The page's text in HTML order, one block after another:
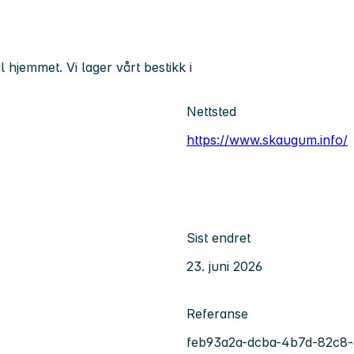
hjemmet. Vi lager vårt bestikk i
Nettsted
https://www.skaugum.info/
Sist endret
23. juni 2026
Referanse
feb93a2a-dcba-4b7d-